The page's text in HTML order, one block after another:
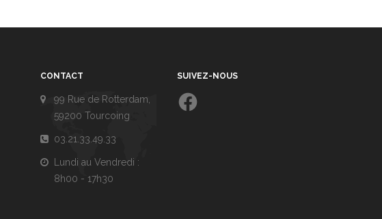
CONTACT
99 Rue de Rotterdam,
59200 Tourcoing
03.21.33.49.33
Lundi au Vendredi :
8h00 - 17h30
SUIVEZ-NOUS
Facebook